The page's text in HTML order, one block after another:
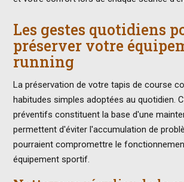
Les gestes quotidiens
préserver votre
running
La préservation de votre tapis de course
habitudes simples adoptées au quotidien.
préventifs constituent la base d'une
permettent d'éviter l'accumulation de
pourraient compromettre le
équipement sportif.